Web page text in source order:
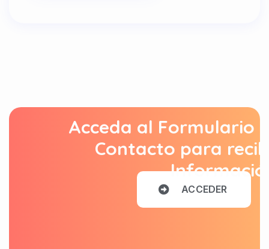
Acceda al Formulario
Contacto para
ACCEDER